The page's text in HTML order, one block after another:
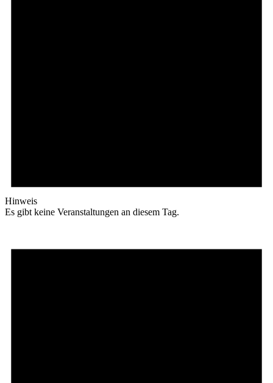
Hinweis
Es gibt keine Veranstaltungen an diesem Tag.